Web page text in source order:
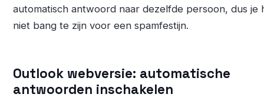
automatisch antwoord naar dezelfde persoon, dus je
niet bang te zijn voor een spamfestijn.
Outlook webversie: automatische
antwoorden inschakelen